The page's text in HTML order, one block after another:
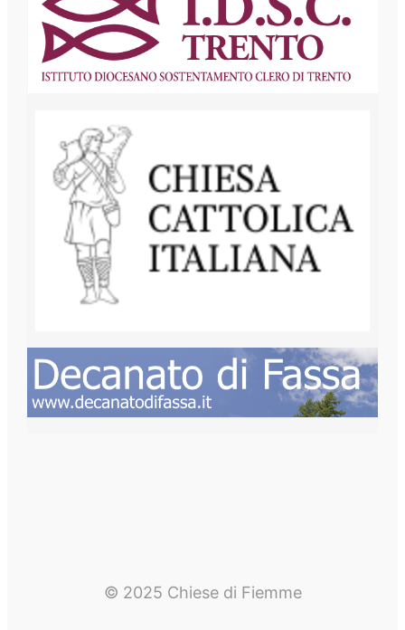
© 2025 Chiese di Fiemme